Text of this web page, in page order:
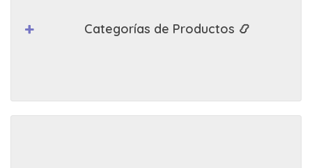
Categorías de Productos 📿